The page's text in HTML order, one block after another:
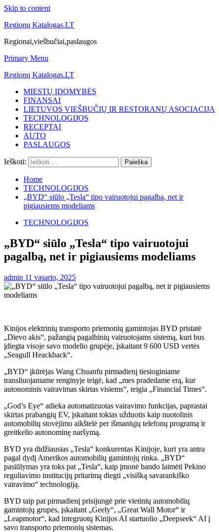
Skip to content
Regionų Katalogas.LT
Regionai,viešbučiai,paslaugos
Primary Menu
Regionų Katalogas.LT
MIESTŲ ĮDOMYBĖS
FINANSAI
LIETUVOS VIEŠBUČIŲ IR RESTORANŲ ASOCIACIJA
TECHNOLOGIJOS
RECEPTAI
AUTO
PASLAUGOS
Ieškoti:
Home
TECHNOLOGIJOS
„BYD“ siūlo „Tesla“ tipo vairuotojui pagalbą, net ir
pigiausiems modeliams
TECHNOLOGIJOS
„BYD“ siūlo „Tesla“ tipo vairuotojui
pagalbą, net ir pigiausiems modeliams
admin 11 vasario, 2025
Kinijos elektrinių transporto priemonių gamintojas BYD pristatė
„Dievo akis“, pažangią pagalbinių vairuotojams sistemą, kuri bus
įdiegta visoje savo modelio grupėje, įskaitant 9 600 USD vertės
„Seagull Heackback“.
„BYD“ įkūrėjas Wang Chuanfu pirmadienį tiesioginiame
transliuojamame renginyje teigė, kad „mes pradedame erą, kur
autonominis vairavimas skirtas visiems“, teigia „Financial Times“.
„God’s Eye“ atlieka automatizuotas vairavimo funkcijas, paprastai
skirtas prabangių EV, įskaitant tokias užduotis kaip nuotolinis
automobilių stovėjimo aikštelė per išmaniųjų telefonų programą ir
greitkelio autonominę naršymą.
BYD yra didžiausias „Tesla“ konkurentas Kinijoje, kuri yra antra
pagal dydį Amerikos automobilių gamintojų rinka. „BYD“
pasiūlymas yra toks pat „Tesla“, kaip įmonė bando laimėti Pekino
reguliavimo institucijų pritarimą diegti „visišką savarankiško
vairavimo“ technologiją.
BYD taip pat pirmadienį prisijungė prie vietinių automobilių
gamintojų grupės, įskaitant „Geely“, „Great Wall Motor“ ir
„Leapmotor“, kad integruotų Kinijos AI startuolio „Deepseek“ AI į
savo transporto priemonių sistemas.